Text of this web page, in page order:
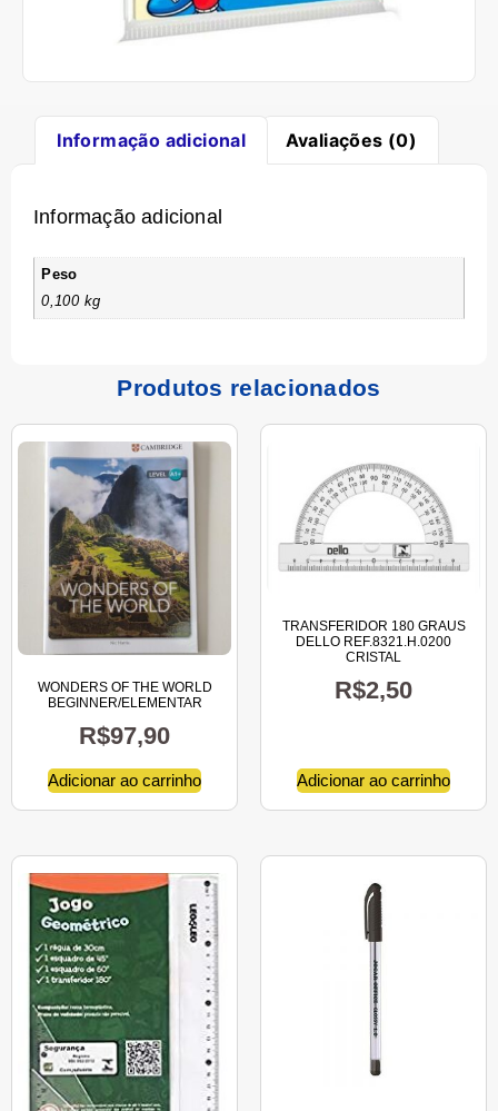
Informação adicional Avaliações (0)
Informação adicional
Peso
0,100 kg
Produtos relacionados
WONDERS OF THE WORLD
BEGINNER/ELEMENTAR
R$97,90
Adicionar ao carrinho
TRANSFERIDOR 180 GRAUS
DELLO REF.8321.H.0200
CRISTAL
R$2,50
Adicionar ao carrinho